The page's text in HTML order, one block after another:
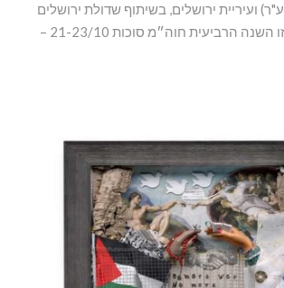
ועיריית ירושלים, בשיתוף שדולת ירושלים
בת-קיימא מקיימות זו השנה הרביעית חוה״מ סוכות 21-23/10 –